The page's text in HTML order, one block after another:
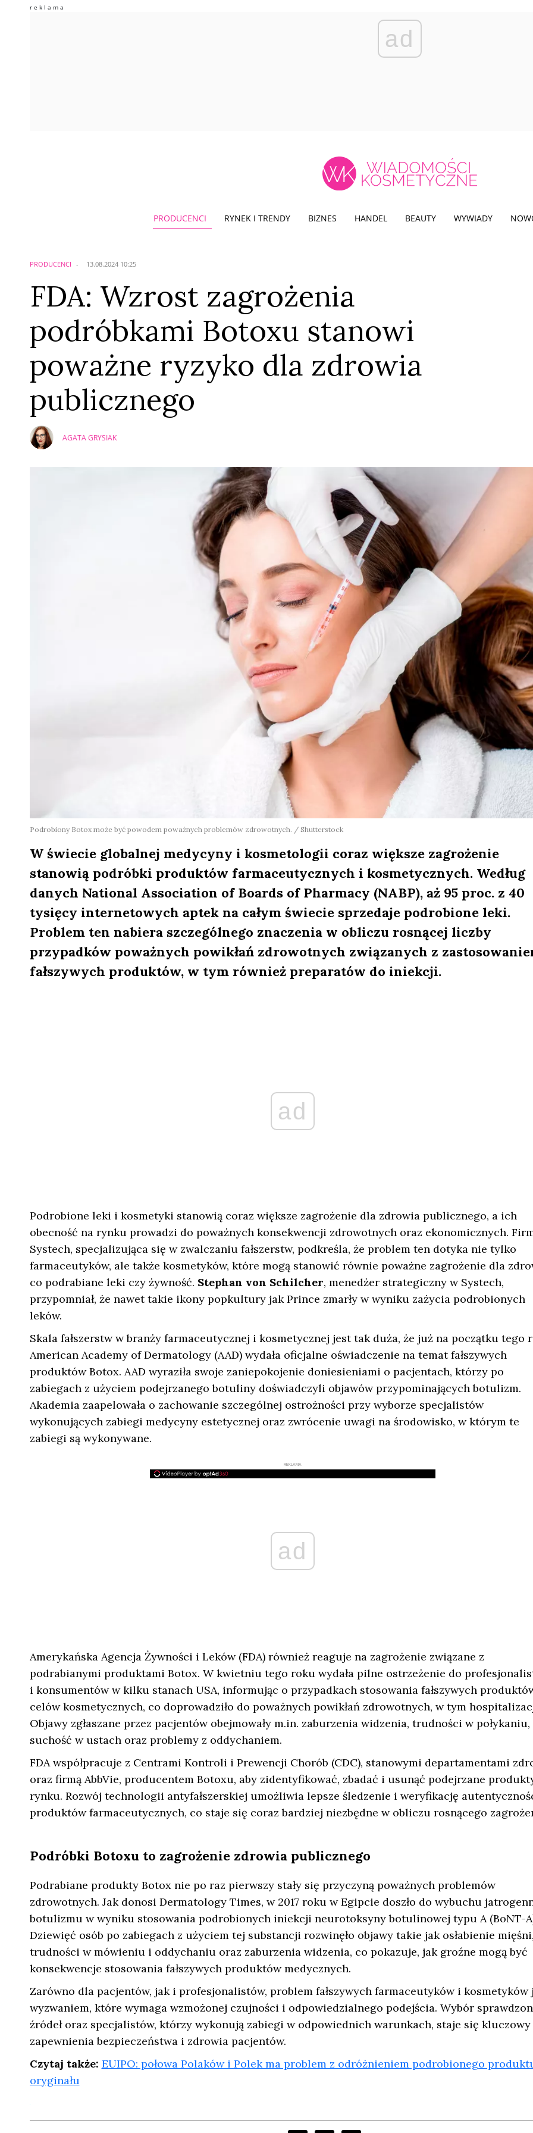
ad
PRODUCENCI RYNEK I TRENDY BIZNES HANDEL BEAUTY WYWIADY
PRODUCENCI 13.08.2024 10:25
FDA: Wzrost zagrożenia
podróbkami Botoxu stanowi
poważne ryzyko dla zdrowia
publicznego
AGATA GRYSIAK
Podrobiony Botox może być powodem poważnych problemów zdrowotnych. / Shutterstock
W świecie globalnej medycyny i kosmetologii coraz większe zagrożenie
stanowią podróbki produktów farmaceutycznych i kosmetycznych. Według
danych National Association of Boards of Pharmacy (NABP), aż 95 proc. z 40
tysięcy internetowych aptek na całym świecie sprzedaje podrobione leki.
Problem ten nabiera szczególnego znaczenia w obliczu rosnącej liczby
przypadków poważnych powikłań zdrowotnych związanych z
fałszywych produktów, w tym również preparatów do iniekcji.
ad
Podrobione leki i kosmetyki stanowią coraz większe zagrożenie dla zdrowia publicznego, a ich
obecność na rynku prowadzi do poważnych konsekwencji zdrowotnych oraz ekonomicznych.
Systech, specjalizująca się w zwalczaniu fałszerstw, podkreśla, że problem ten dotyka nie tylko
farmaceutyków, ale także kosmetyków, które mogą stanowić równie poważne zagrożenie dla
co podrabiane leki czy żywność. Stephan von Schilcher, menedżer strategiczny w Systech,
przypomniał, że nawet takie ikony popkultury jak Prince zmarły w wyniku zażycia podrobionych
leków.
Skala fałszerstw w branży farmaceutycznej i kosmetycznej jest tak duża, że już na początku tego
American Academy of Dermatology (AAD) wydała oficjalne oświadczenie na temat fałszywych
produktów Botox. AAD wyraziła swoje zaniepokojenie doniesieniami o pacjentach, którzy po
zabiegach z użyciem podejrzanego botuliny doświadczyli objawów przypominających botulizm.
Akademia zaapelowała o zachowanie szczególnej ostrożności przy wyborze specjalistów
wykonujących zabiegi medycyny estetycznej oraz zwrócenie uwagi na środowisko, w którym te
zabiegi są wykonywane.
REKLAMA
ad
Amerykańska Agencja Żywności i Leków (FDA) również reaguje na zagrożenie związane z
podrabianymi produktami Botox. W kwietniu tego roku wydała pilne ostrzeżenie do
i konsumentów w kilku stanach USA, informując o przypadkach stosowania fałszywych
celów kosmetycznych, co doprowadziło do poważnych powikłań zdrowotnych, w tym
Objawy zgłaszane przez pacjentów obejmowały m.in. zaburzenia widzenia, trudności w połykaniu,
suchość w ustach oraz problemy z oddychaniem.
FDA współpracuje z Centrami Kontroli i Prewencji Chorób (CDC), stanowymi departamentami
oraz firmą AbbVie, producentem Botoxu, aby zidentyfikować, zbadać i usunąć podejrzane
rynku. Rozwój technologii antyfałszerskiej umożliwia lepsze śledzenie i weryfikację
produktów farmaceutycznych, co staje się coraz bardziej niezbędne w obliczu rosnącego
Podróbki Botoxu to zagrożenie zdrowia publicznego
Podrabiane produkty Botox nie po raz pierwszy stały się przyczyną poważnych problemów
zdrowotnych. Jak donosi Dermatology Times, w 2017 roku w Egipcie doszło do wybuchu
botulizmu w wyniku stosowania podrobionych iniekcji neurotoksyny botulinowej typu A (BoNT-
Dziewięć osób po zabiegach z użyciem tej substancji rozwinęło objawy takie jak osłabienie
trudności w mówieniu i oddychaniu oraz zaburzenia widzenia, co pokazuje, jak groźne mogą być
konsekwencje stosowania fałszywych produktów medycznych.
Zarówno dla pacjentów, jak i profesjonalistów, problem fałszywych farmaceutyków i kosmetyków
wyzwaniem, które wymaga wzmożonej czujności i odpowiedzialnego podejścia. Wybór
źródeł oraz specjalistów, którzy wykonują zabiegi w odpowiednich warunkach, staje się
zapewnienia bezpieczeństwa i zdrowia pacjentów.
Czytaj także: EUIPO: połowa Polaków i Polek ma problem z odróżnieniem podrobionego
oryginału